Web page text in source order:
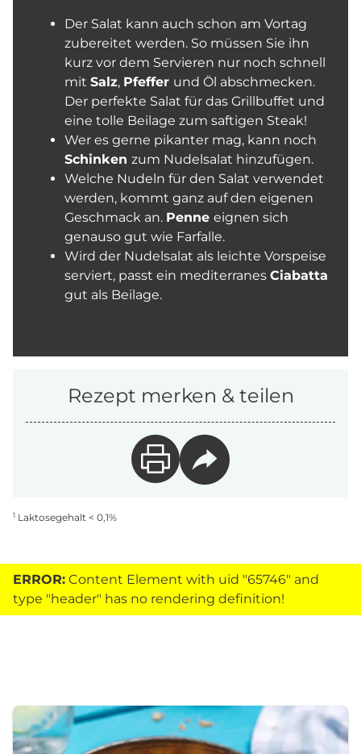
Der Salat kann auch schon am Vortag
zubereitet werden. So müssen Sie ihn
kurz vor dem Servieren nur noch schnell
mit Salz, Pfeffer und Öl abschmecken.
Der perfekte Salat für das Grillbuffet und
eine tolle Beilage zum saftigen Steak!
Wer es gerne pikanter mag, kann noch
Schinken zum Nudelsalat hinzufügen.
Welche Nudeln für den Salat verwendet
werden, kommt ganz auf den eigenen
Geschmack an. Penne eignen sich
genauso gut wie Farfalle.
Wird der Nudelsalat als leichte Vorspeise
serviert, passt ein mediterranes Ciabatta
gut als Beilage.
Rezept merken & teilen
1 Laktosegehalt < 0,1%
ERROR: Content Element with uid "65746" and
type "header" has no rendering definition!